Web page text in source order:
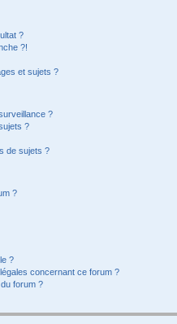
?
?!
et sujets ?
?
?
de sujets ?
?
?
concernant ce forum ?
forum ?